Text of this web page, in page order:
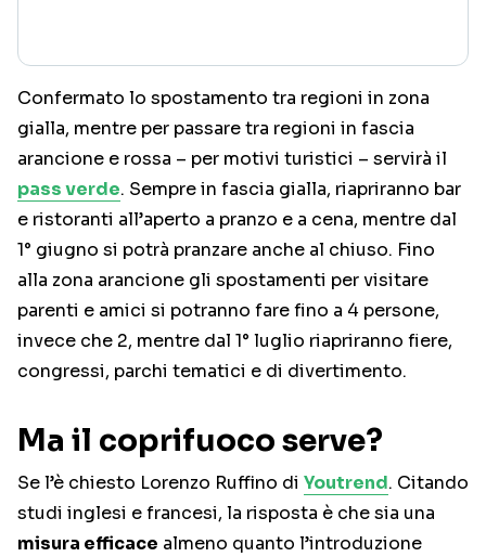
Confermato lo spostamento tra regioni in zona
gialla, mentre per passare tra regioni in fascia
arancione e rossa – per motivi turistici – servirà il
pass verde. Sempre in fascia gialla, riapriranno bar
e ristoranti all’aperto a pranzo e a cena, mentre dal
1° giugno si potrà pranzare anche al chiuso. Fino
alla zona arancione gli spostamenti per visitare
parenti e amici si potranno fare fino a 4 persone,
invece che 2, mentre dal 1° luglio riapriranno fiere,
congressi, parchi tematici e di divertimento.
Ma il coprifuoco serve?
Se l’è chiesto Lorenzo Ruffino di Youtrend. Citando
studi inglesi e francesi, la risposta è che sia una
misura efficace almeno quanto l’introduzione